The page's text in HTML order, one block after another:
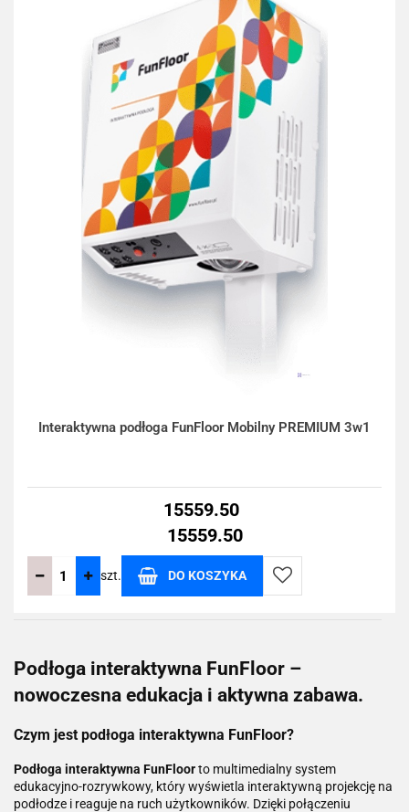
Interaktywna podłoga FunFloor Mobilny PREMIUM 3w1
15559.50
15559.50
szt. DO KOSZYKA
Do
Podłoga interaktywna FunFloor –
nowoczesna edukacja i aktywna zabawa.
Czym jest podłoga interaktywna FunFloor?
Podłoga interaktywna FunFloorto multimedialny system
edukacyjno-rozrywkowy, który wyświetla interaktywną projekcję na
podłodze i reaguje na ruch użytkowników. Dzięki połączeniu